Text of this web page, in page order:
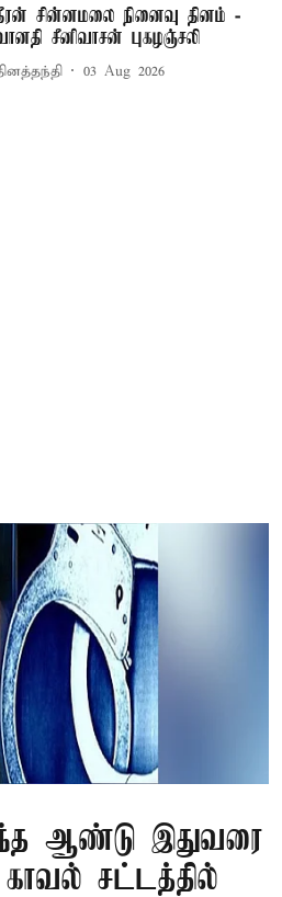
சின்னமலை நினைவு தினம் -
சீனிவாசன் புகழஞ்சலி
03 Aug 2026
ஆண்டு இதுவரை
காவல் சட்டத்தில்